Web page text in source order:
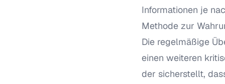
Informationen je
Methode zur
Die regelmäßige
einen weiteren
der sicherstellt,